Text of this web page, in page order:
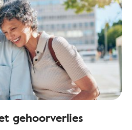
gehoorverlies